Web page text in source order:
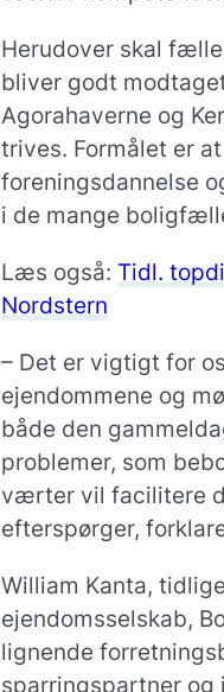
Herudover skal
bliver godt
Agorahaverne og
trives. Formålet er
foreningsdannelse
i de mange
Læs også: Tidl.
Nordstern
– Det er vigtigt for
ejendommene og
både den
problemer, som
værter vil facilitere
efterspørger,
William Kanta,
ejendomsselskab,
lignende
sparringspartner og